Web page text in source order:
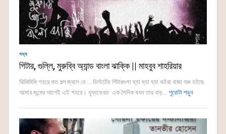
গদ্য
গিটার, গুল্লি, মুরুব্বি অ্যান্ড বাংলা ঝাক্কি || মাহবুব শাহরিয়ার
ঝিকিমিকি শহরে কত গল্প জ্বলে রে ... ডিস্টর্টেড গিটারগুলা ঘ্যা ঘ্যা ঘ্যা কইরা বাজা শুরু হইছে
আমার জন্মের আগেই এই শহরে। যুদ্ধফেরত এক সৈনিক যখন তার বাড়... পুরোটা পড়ুন